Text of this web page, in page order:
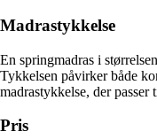
Madrastykkelse
En springmadras i
Tykkelsen påvirker både
madrastykkelse, der
Pris